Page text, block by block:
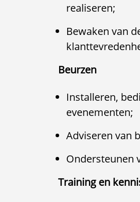
realiseren;
Bewaken van
Beurzen
Installeren,
evenementen;
Adviseren van
Ondersteunen
Training en